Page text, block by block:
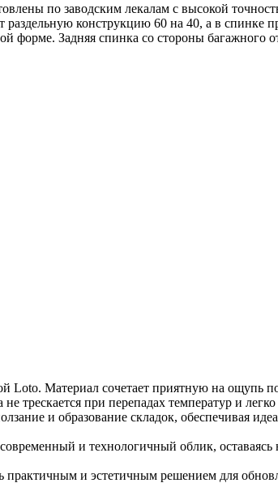
по заводским лекалам с высокой
конструкцию 60 на 40, а в спинке
форме. Задняя спинка со стороны багажного
Loto. Материал сочетает приятную на ощупь
трескается при перепадах температур и
и образование складок, обеспечивая
и технологичный облик,
и эстетичным решением для